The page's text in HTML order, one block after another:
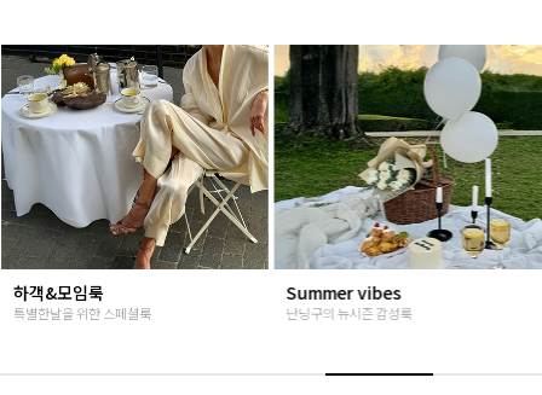
하객&모임룩
특별한날을 위한 스페셜룩
Summer vibes
난닝구의 뉴시즌 감성룩